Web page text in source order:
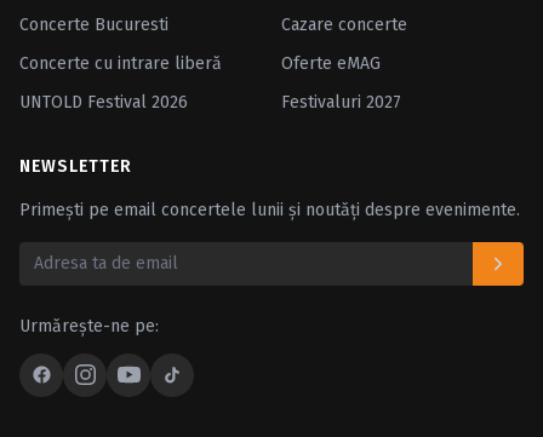
Concerte Bucuresti
Cazare concerte
Concerte cu intrare liberă
Oferte eMAG
UNTOLD Festival 2026
Festivaluri 2027
NEWSLETTER
Primești pe email concertele lunii și noutăți despre evenimente.
Urmărește-ne pe: